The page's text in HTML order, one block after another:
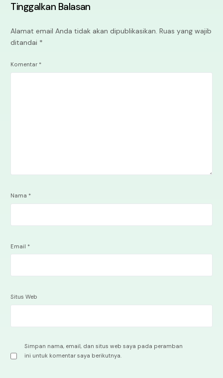
Tinggalkan Balasan
Alamat email Anda tidak akan dipublikasikan. Ruas yang wajib
ditandai *
Komentar *
Nama *
Email *
Situs Web
Simpan nama, email, dan situs web saya pada peramban
ini untuk komentar saya berikutnya.